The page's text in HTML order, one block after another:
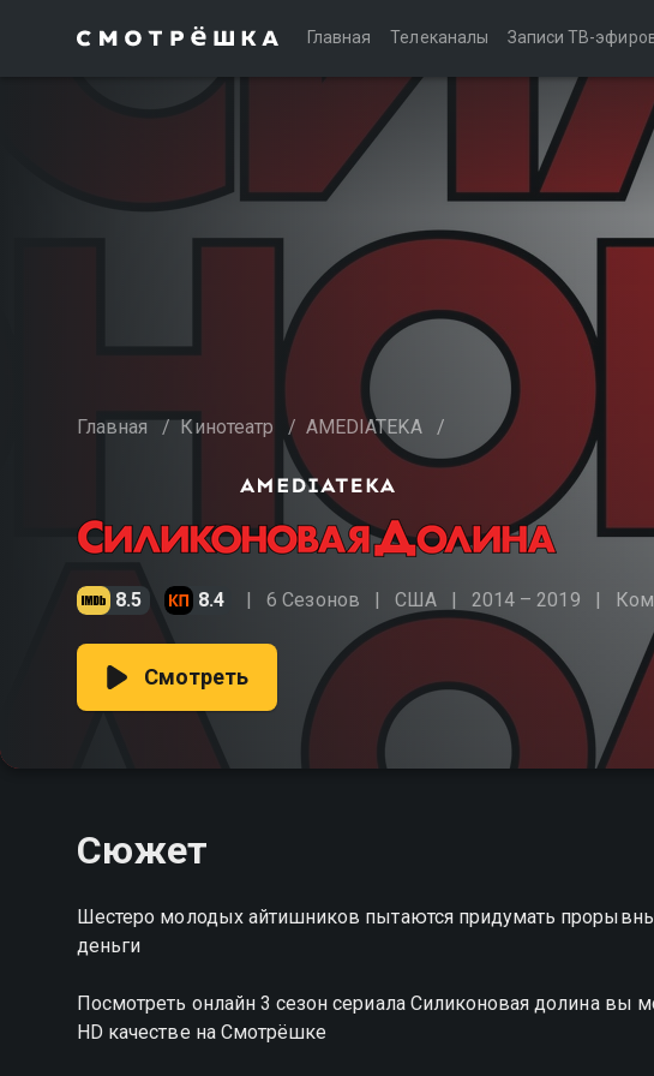
Главная Телеканалы Записи ТВ-
Главная / Кинотеатр / AMEDIATEKA /
8.5 8.4 6 Сезонов США 2014 – 2019
Смотреть
Сюжет
Шестеро молодых айтишников пытаются придумать
деньги
Посмотреть онлайн 3 сезон сериала Силиконовая долина
HD качестве на Смотрёшке